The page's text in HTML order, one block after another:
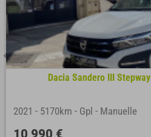
Dacia Sandero III
2021 - 5170km - Gpl - Manuelle
10 990 €